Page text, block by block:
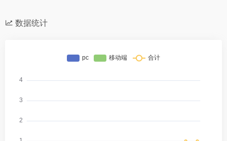
数据统计